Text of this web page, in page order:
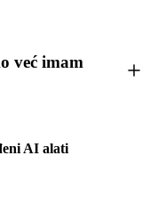
već imam
AI alati